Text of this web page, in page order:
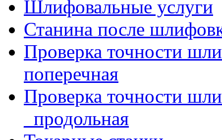
Шлифовальные услуги
Станина после
Проверка точности
поперечная
Проверка точности
_продольная